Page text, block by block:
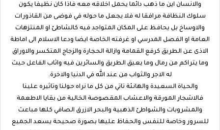
والانسان اين ما ذهب دائما يحمل اخلاقه معه فاذا كان نظيفا يكون
سلوك النظافة مرافقا له فلا يجعل ما حوله في فوضى من القاذورات
والاوساخ بل يحافظ على المكان المتواجد فيه كالشاطئ او المنتزهات
العامة او الفصل المدرسي او غرفته الخاصة ايضا ودعا الاسلام الى اماطة
الاذى عن الطريق كرفع القمامة وازالة الحجارة والزجاج المتكسر والاوراق
وما يتراكم من رمال وما يعيق الطريق والسائرين فيه واثاب الفاعل حيث
له الاجر والثواب من عند الله في الدنيا والاخرة.
والحياة السعيدة والهانئة تاتي من كل ما نراه حولنا وتاثيره علينا
فالاشجار المورقة والاعشاب المقصوصة الخالية من بقايا الاطعمة
والمشروبات والشواطئ الذهبية والبحر الازرق الصافي كلها مباعث
للسرور وخاصة للنفس والحفاظ عليها بصورة صحيحة يسعد الجميع